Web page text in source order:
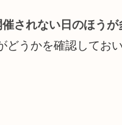
されない日のほうが
どうかを確認してお